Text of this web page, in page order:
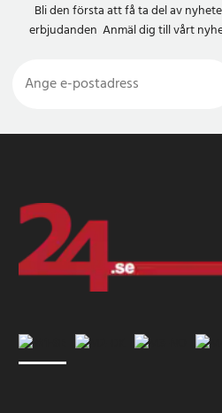
Bli den första att få ta del av
erbjudanden Anmäl dig till vårt